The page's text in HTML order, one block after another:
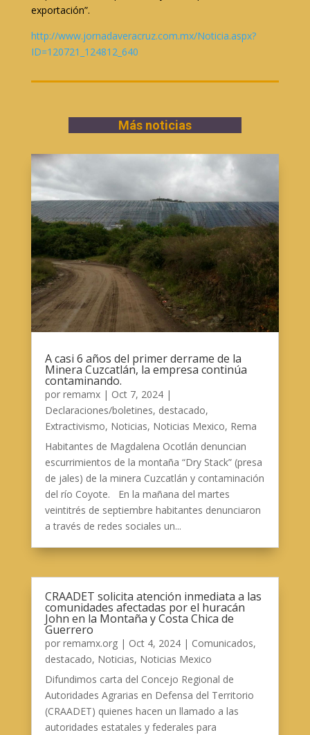
exportación”.
http://www.jornadaveracruz.com.mx/Noticia.aspx?
ID=120721_124812_640
Más noticias
A casi 6 años del primer derrame de la
Minera Cuzcatlán, la empresa continúa
contaminando.
por remamx| Oct 7, 2024|
Declaraciones/boletines, destacado,
Extractivismo, Noticias, Noticias Mexico, Rema
Habitantes de Magdalena Ocotlán denuncian
escurrimientos de la montaña “Dry Stack” (presa
de jales) de la minera Cuzcatlán y contaminación
del río Coyote. En la mañana del martes
veintitrés de septiembre habitantes denunciaron
a través de redes sociales un...
CRAADET solicita atención inmediata a las
comunidades afectadas por el huracán
John en la Montaña y Costa Chica de
Guerrero
por remamx.org| Oct 4, 2024| Comunicados,
destacado, Noticias, Noticias Mexico
Difundimos carta del Concejo Regional de
Autoridades Agrarias en Defensa del Territorio
(CRAADET) quienes hacen un llamado a las
autoridades estatales y federales para